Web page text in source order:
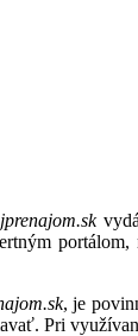
, je
Pri